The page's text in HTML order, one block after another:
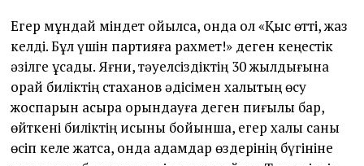
Егер мұндай міндет қойылса, онда ол «Қыс өтті, жаз
келді. Бұл үшін партияға рахмет!» деген кеңестік
әзілге ұқсады. Яғни, тәуелсіздіктің 30 жылдығына
орай биліктің стаханов әдісімен халықтың өсу
жоспарын асыра орындауға деген пиғылы бар,
өйткені биліктің қисыны бойынша, егер халық саны
өсіп келе жатса, онда адамдар өздерінің бүгініне